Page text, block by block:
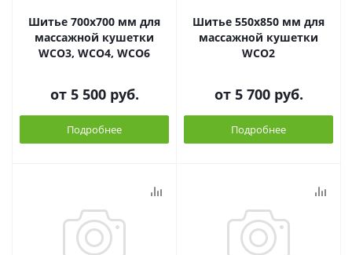
Шитье 700х700 мм для
массажной кушетки
WCO3, WCO4, WCO6
от 5 500 руб.
Подробнее
Шитье 550х850 мм для
массажной кушетки
WCO2
от 5 700 руб.
Подробнее